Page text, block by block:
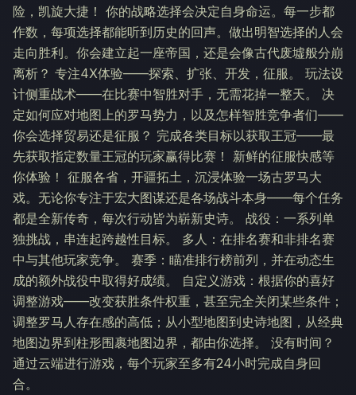
险，凯旋大捷！ 你的战略选择会决定自身命运。每一步都
作数，每项选择都能听到历史的回声。做出明智选择的人会
走向胜利。你会建立起一座帝国，还是会像古代废墟般分崩
离析？ 专注4X体验——探索、扩张、开发，征服。 玩法设
计侧重战术——在比赛中智胜对手，无需花掉一整天。 决
定如何应对地图上的罗马势力，以及怎样智胜竞争者们——
你会选择贸易还是征服？ 完成各类目标以获取王冠——最
先获取指定数量王冠的玩家赢得比赛！ 新鲜的征服快感等
你体验！ 征服各省，开疆拓土，沉浸体验一场古罗马大
戏。无论你专注于宏大图谋还是各场战斗本身——每个任务
都是全新传奇，每次行动皆为崭新史诗。 战役：一系列单
独挑战，串连起跨越性目标。 多人：在排名赛和非排名赛
中与其他玩家竞争。 赛季：瞄准排行榜前列，并在动态生
成的额外战役中取得好成绩。 自定义游戏：根据你的喜好
调整游戏——改变获胜条件权重，甚至完全关闭某些条件；
调整罗马人存在感的高低；从小型地图到史诗地图，从经典
地图边界到柱形围裹地图边界，都由你选择。 没有时间？
通过云端进行游戏，每个玩家至多有24小时完成自身回
合。